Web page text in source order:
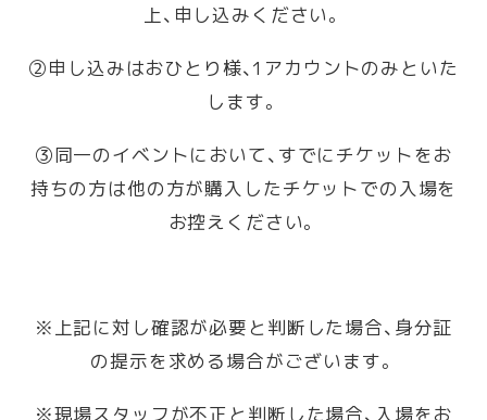
上、申し込みください。
②申し込みはおひとり様、1アカウントのみといた
します。
③同一のイベントにおいて、すでにチケットをお
持ちの方は他の方が購入したチケットでの入場を
お控えください。
※上記に対し確認が必要と判断した場合、身分証
の提示を求める場合がございます。
※現場スタッフが不正と判断した場合、入場をお